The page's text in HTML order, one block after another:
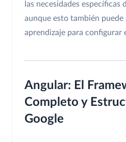
las necesidades específicas
aunque esto también
aprendizaje para configurar
Angular: El
Completo y
Google